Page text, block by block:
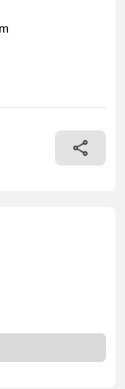
Durchmesser